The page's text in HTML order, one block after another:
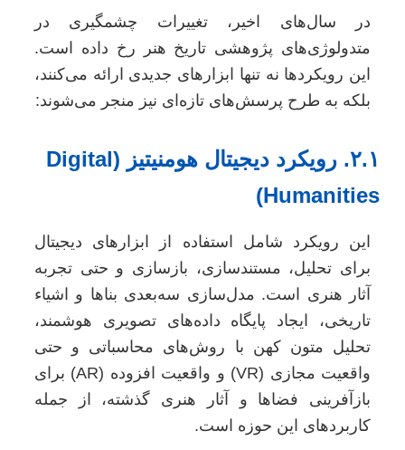
در سال‌های اخیر، تغییرات چشمگیری در
متدولوژی‌های پژوهشی تاریخ هنر رخ داده است.
این رویکردها نه تنها ابزارهای جدیدی ارائه می‌کنند،
بلکه به طرح پرسش‌های تازه‌ای نیز منجر می‌شوند:
۲.۱. رویکرد دیجیتال هومنیتیز (Digital
این رویکرد شامل استفاده از ابزارهای دیجیتال
برای تحلیل، مستندسازی، بازسازی و حتی تجربه
آثار هنری است. مدل‌سازی سه‌بعدی بناها و اشیاء
تاریخی، ایجاد پایگاه داده‌های تصویری هوشمند،
تحلیل متون کهن با روش‌های محاسباتی و حتی
واقعیت مجازی (VR) و واقعیت افزوده (AR) برای
بازآفرینی فضاها و آثار هنری گذشته، از جمله
کاربردهای این حوزه است.